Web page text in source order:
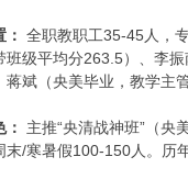
全职教职工35-45人，
班级平均分263.5）、李
蒋斌（央美毕业，教学主
主推“央清战神班”（
末/寒暑假100-150人。历